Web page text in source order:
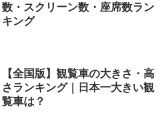
数・スクリーン数・座席数ラン
キング
【全国版】観覧車の大きさ・高
さランキング｜日本一大きい観
覧車は？